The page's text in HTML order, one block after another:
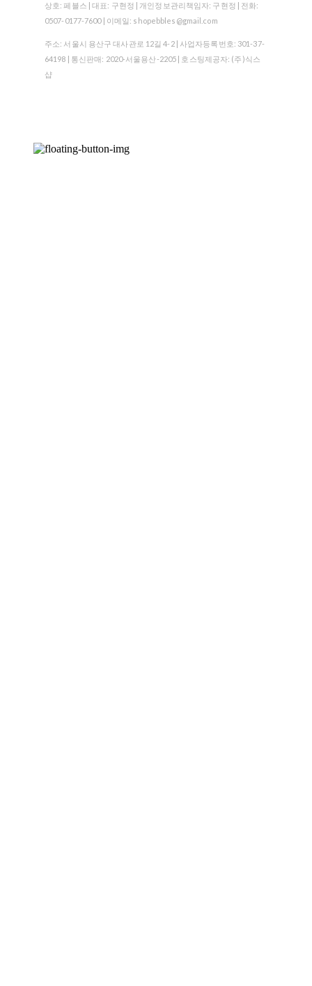
상호: 페블스 | 대표: 구현정 | 개인정보관리책임자: 구현정 | 전화:
0507-0177-7600 | 이메일: shopebbles@gmail.com
주소: 서울시 용산구 대사관로 12길 4-2 | 사업자등록번호: 301-37-
64198 | 통신판매: 2020-서울용산-2205 | 호스팅제공자: (주)식스
샵